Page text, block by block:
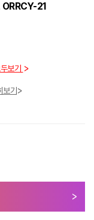
ORRCY-21
보기
보기